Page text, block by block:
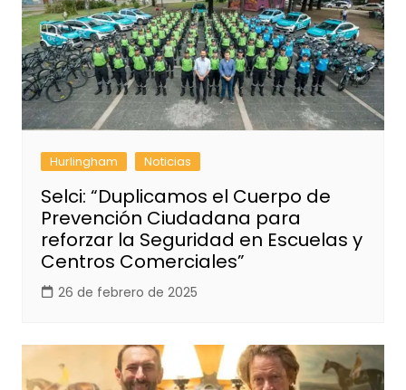
Hurlingham Noticias
Selci: “Duplicamos el Cuerpo de
Prevención Ciudadana para
reforzar la Seguridad en Escuelas y
Centros Comerciales”
26 de febrero de 2025